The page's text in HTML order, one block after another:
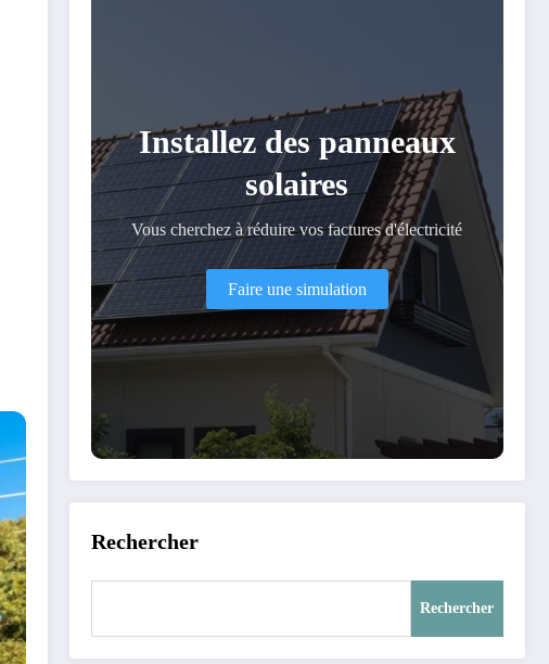
Installez des panneaux
solaires
Vous cherchez à réduire vos factures d'électricité
Faire une simulation
Rechercher
Rechercher